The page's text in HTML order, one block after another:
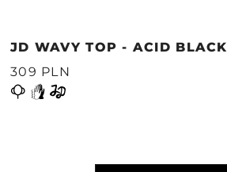
JD WAVY TOP - ACID BLACK
309 PLN